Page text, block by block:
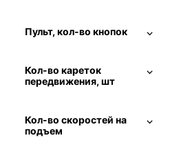
Пульт, кол-во кнопок
Кол-во кареток
передвижения, шт
Кол-во скоростей на
подъем